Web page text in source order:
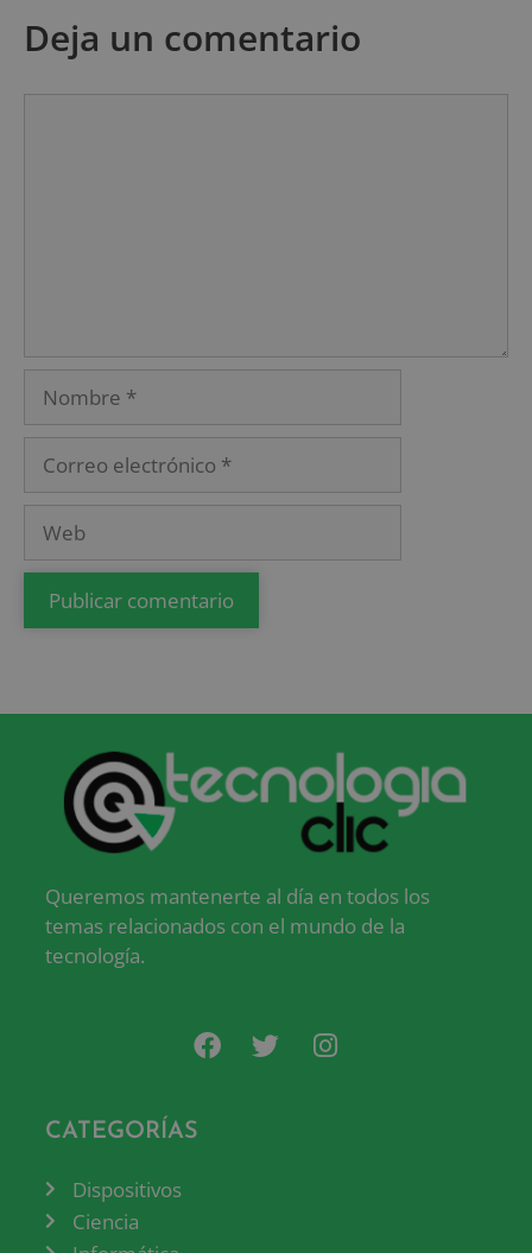
Deja un comentario
Queremos mantenerte al día en todos los
temas relacionados con el mundo de la
tecnología.
CATEGORÍAS
Dispositivos
Ciencia